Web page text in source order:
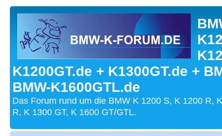
K1200GT.de + K1300GT.de +
BMW-K1600GTL.de
Das Forum rund um die BMW K 1200 S, K 1200 R,
R, K 1300 GT, K 1600 GT/GTL.